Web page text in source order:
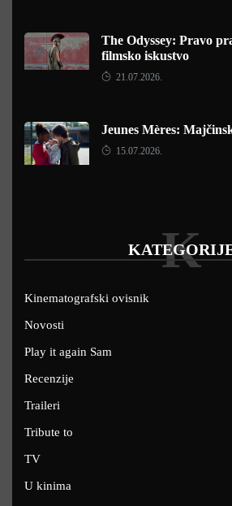
The Odyssey: Pravo
filmsko iskustvo
21.07.2026.
Jeunes Mères:
15.07.2026.
K
Kinematografski ovisnik
Novosti
Play it again Sam
Recenzije
Traileri
Tribute to
TV
U kinima